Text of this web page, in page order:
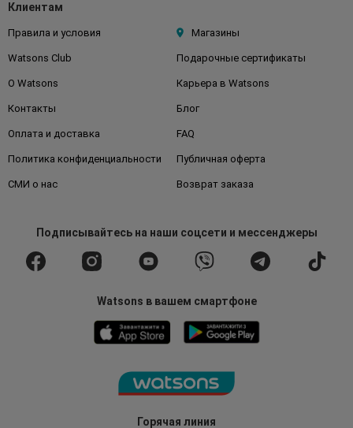
Горячая линия
Клиентам
Правила и условия Магазины
Watsons Club Подарочные сертификаты
О Watsons Карьера в Watsons
Контакты Блог
Оплата и доставка FAQ
Политика конфиденциальности Публичная оферта
СМИ о нас Возврат заказа
Подписывайтесьна наши соцсети и мессенджеры
Watsons в вашем смартфоне